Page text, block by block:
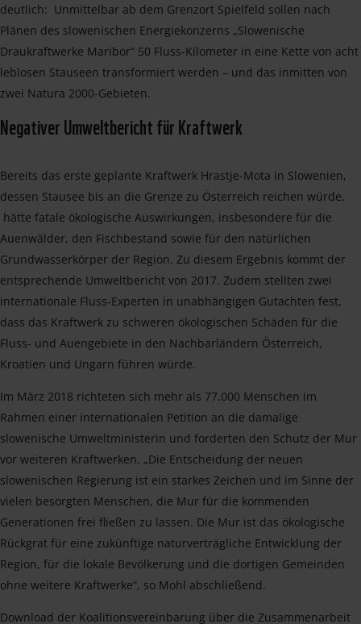
deutlich: Unmittelbar ab dem Grenzort Spielfeld sollen nach
Plänen des slowenischen Energiekonzerns „Slowenische
Draukraftwerke Maribor“ 50 Fluss-Kilometer in eine Kette von acht
leblosen Stauseen transformiert werden – und das inmitten von
zwei Natura 2000-Gebieten.
Negativer Umweltbericht für Kraftwerk
Bereits das erste geplante Kraftwerk Hrastje-Mota in Slowenien,
dessen Stausee bis an die Grenze zu Österreich reichen würde,
hätte fatale ökologische Auswirkungen, insbesondere für die
Auenwälder, den Fischbestand sowie für den natürlichen
Grundwasserkörper der Region. Zu diesem Ergebnis kommt der
entsprechende Umweltbericht von 2017. Zudem stellten zwei
internationale Fluss-Experten in unabhängigen Gutachten fest,
dass das Kraftwerk zu schweren ökologischen Schäden für die
Fluss- und Auengebiete in den Nachbarländern Österreich,
Kroatien und Ungarn führen würde.
Im März 2018 richteten sich mehr als 77.000 Menschen im
Rahmen einer internationalen Petition an die damalige
slowenische Umweltministerin und forderten den Schutz der Mur
vor weiteren Kraftwerken. „Die Entscheidung der neuen
slowenischen Regierung ist ein starkes Zeichen und im Sinne der
vielen besorgten Menschen, die Mur für die kommenden
Generationen frei fließen zu lassen. Die Mur ist das ökologische
Rückgrat für eine zukünftige naturverträgliche Entwicklung der
Region, für die lokale Bevölkerung und die dortigen Gemeinden
ohne weitere Kraftwerke“, so Mohl abschließend.
Download der Koalitionsvereinbarung über die Zusammenarbeit